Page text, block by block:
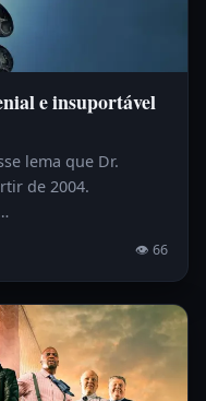
e insuportável
lema que Dr.
de 2004.
👁 66